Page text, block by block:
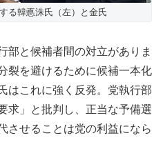
る韓悳洙氏（左）と金氏
部と候補者間の対立がありま
裂を避けるために候補一本化
はこれに強く反発。党執行部
求」と批判し、正当な予備選
させることは党の利益になら